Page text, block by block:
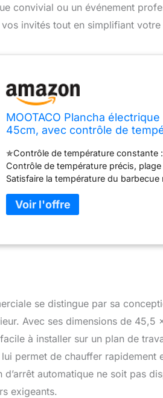
convivial ou un événement
invités tout en simplifiant votre
MOOTACO Plancha
45cm, avec contrôle de
✯Contrôle de température constante
Contrôle de température précis,
Satisfaire la température du
panneau de gril en fer, chauffe
✯Sécurité : le panneau est placé des
graisses : Bac de récupération
se distingue par sa
Avec ses dimensions de
à installer sur un plan de
permet de chauffer rapidement
automatique ne soit pas
exigeants.